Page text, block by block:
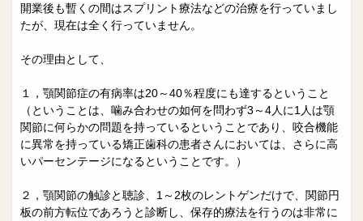
開業後も暫くの間はスプリント療法などの治療を行っていまし
たが、現在は全く行っていません。
その理由として、
１，顎関節症の有病率は20～40％程度にも達するということ
（ということは、噛み合わせの如何を問わず3～4人に1人は顎
関節に何らかの問題を持っているということであり、咬合機能
に異常を持っている矯正歯科の患者さんにおいては、さらに高
いパーセンテージになるということです。）
２，顎関節の触診と聴診、1～2枚のレントゲンだけで、関節円
板の前方転位であろうと診断し、保存的療法を行うのは非常に